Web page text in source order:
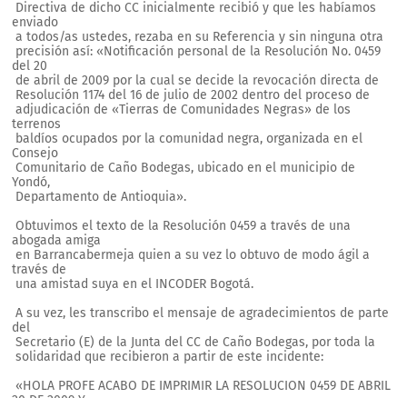
Directiva de dicho CC inicialmente recibió y que les habíamos
enviado
a todos/as ustedes, rezaba en su Referencia y sin ninguna otra
precisión así: «Notificación personal de la Resolución No. 0459
del 20
de abril de 2009 por la cual se decide la revocación directa de
Resolución 1174 del 16 de julio de 2002 dentro del proceso de
adjudicación de «Tierras de Comunidades Negras» de los
terrenos
baldíos ocupados por la comunidad negra, organizada en el
Consejo
Comunitario de Caño Bodegas, ubicado en el municipio de
Yondó,
Departamento de Antioquia».
Obtuvimos el texto de la Resolución 0459 a través de una
abogada amiga
en Barrancabermeja quien a su vez lo obtuvo de modo ágil a
través de
una amistad suya en el INCODER Bogotá.
A su vez, les transcribo el mensaje de agradecimientos de parte
del
Secretario (E) de la Junta del CC de Caño Bodegas, por toda la
solidaridad que recibieron a partir de este incidente:
«HOLA PROFE ACABO DE IMPRIMIR LA RESOLUCION 0459 DE ABRIL